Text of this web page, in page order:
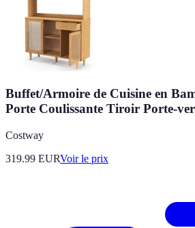
Buffet/Armoire de Cuisine en
Porte Coulissante Tiroir Porte-
Costway
319.99 EURVoir le prix